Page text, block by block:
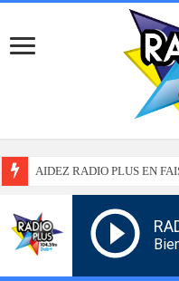
AIDEZ RADIO PLUS EN